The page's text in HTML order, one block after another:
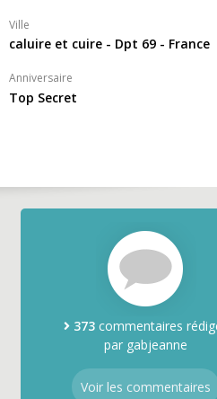
Ville
caluire et cuire - Dpt 69 - France
Anniversaire
Top Secret
373commentaires
par gabjeanne
Voir les commentaires